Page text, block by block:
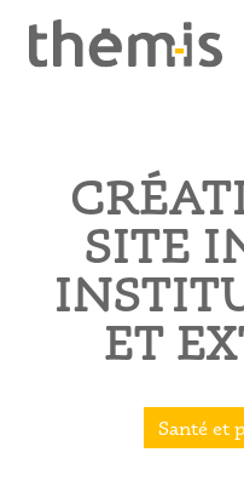
SITE
ET
Santé et